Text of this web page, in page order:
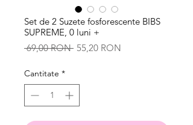
Set de 2 Suzete fosforescente BIBS
SUPREME, 0 luni +
69,00 RON Preț
55,20 RON
Cantitate *